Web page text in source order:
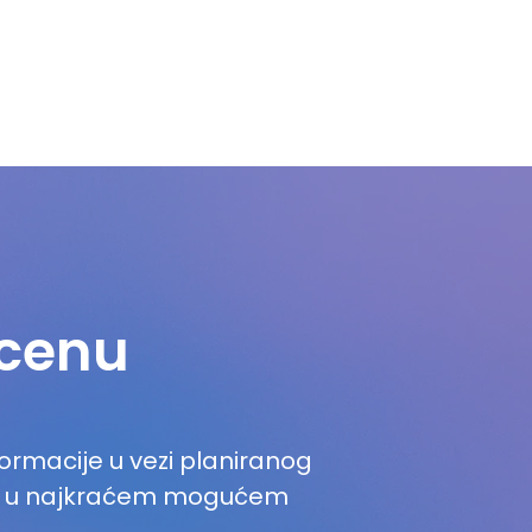
u vezi planiranog
najkraćem mogućem